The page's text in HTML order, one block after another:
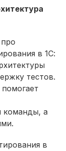
в 1С:
тестов.
команды, а
в